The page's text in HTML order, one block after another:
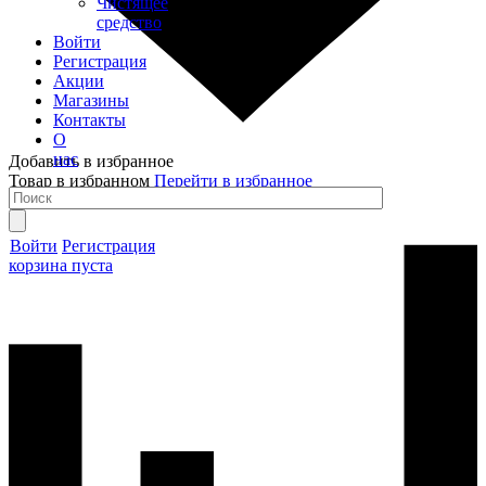
средство
Войти
Регистрация
Акции
Магазины
Контакты
О
нас
Войти Регистрация
корзина пуста
Добавить в избранное
Товар в избранном Перейти в избранное